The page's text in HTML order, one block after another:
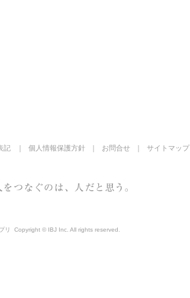
記 個人情報保護方針 お問合せ サイトマップ
リ Copyright © IBJ Inc. All rights reserved.